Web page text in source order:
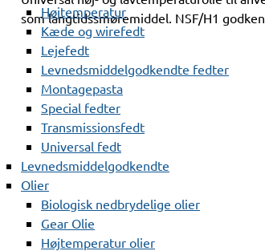
Højtemperatur
Kæde og wirefedt
Lejefedt
Levnedsmiddelgodkendte fedter
Montagepasta
Special fedter
Transmissionsfedt
Universal fedt
Levnedsmiddelgodkendte
Olier
Biologisk nedbrydelige olier
Gear Olie
Højtemperatur olier
som langtidssmøremiddel. NSF/H1